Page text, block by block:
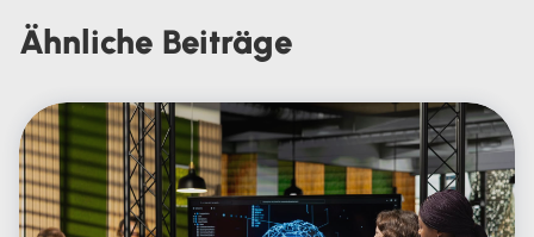
Ähnliche Beiträge